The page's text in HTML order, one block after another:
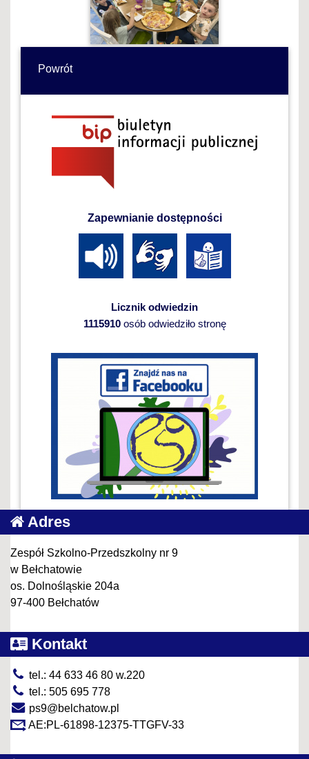
Powrót
Zapewnianie dostępności
Licznik odwiedzin
1115910osób odwiedziło stronę
Adres
Zespół Szkolno-Przedszkolny nr 9
w Bełchatowie
os. Dolnośląskie 204a
97-400 Bełchatów
Kontakt
tel.: 44 633 46 80 w.220
tel.: 505 695 778
ps9@belchatow.pl
AE:PL-61898-12375-TTGFV-33